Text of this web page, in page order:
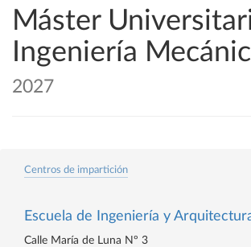
Máster
Ingeniería
2027
Centros de impartición
Escuela de Ingeniería y
Calle María de Luna Nº 3